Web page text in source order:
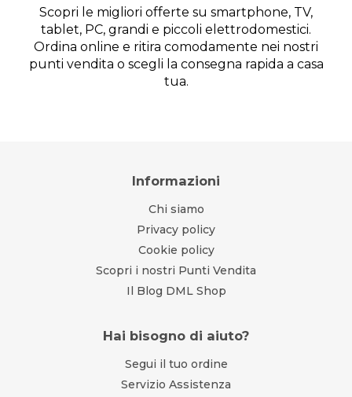
Scopri le migliori offerte su smartphone, TV,
tablet, PC, grandi e piccoli elettrodomestici.
Ordina online e ritira comodamente nei nostri
punti vendita o scegli la consegna rapida a casa
tua.
Informazioni
Chi siamo
Privacy policy
Cookie policy
Scopri i nostri Punti Vendita
Il Blog DML Shop
Hai bisogno di aiuto?
Segui il tuo ordine
Servizio Assistenza